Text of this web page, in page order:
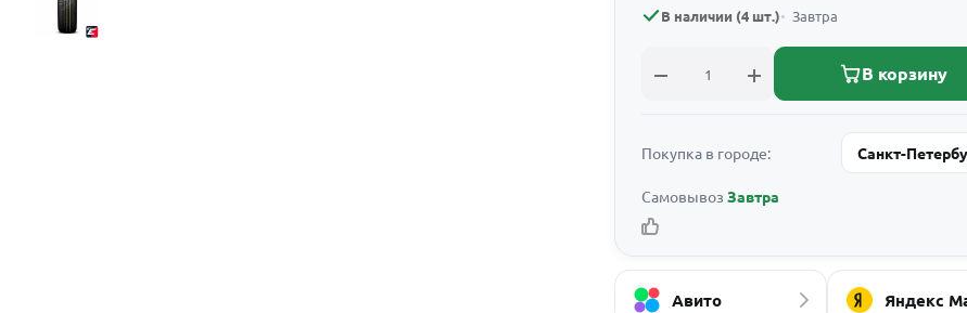
В наличии (4 шт.) Завтра
В корзину
Покупка в городе: Санкт-
СамовывозЗавтра
Авито Яндекс